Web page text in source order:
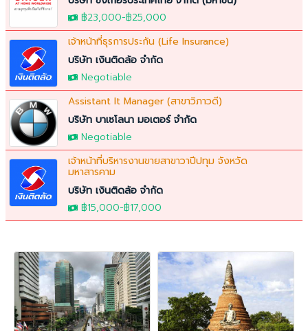
฿23,000-฿25,000
เจ้าหน้าที่ธุรการประกัน (Life Insurance)
บริษัท เงินติดล้อ จำกัด
Negotiable
Assistant It Manager (สาขาวิภาวดี)
บริษัท บาเซโลนา มอเตอร์ จำกัด
Negotiable
เจ้าหน้าที่บริหารงานขายสาขาวาปีปทุม จังหวัด
มหาสารคาม
บริษัท เงินติดล้อ จำกัด
฿15,000-฿17,000